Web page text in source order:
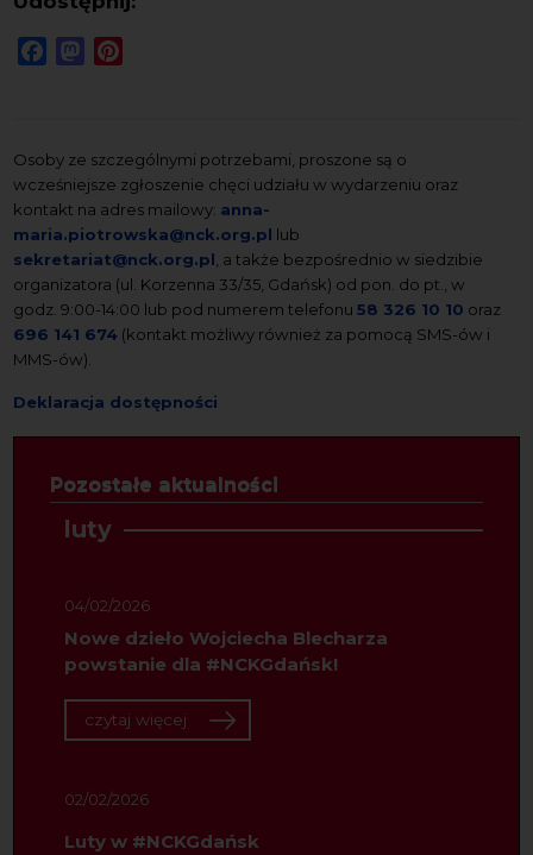
FacebookMastodon
Osoby ze szczególnymi potrzebami, proszone są o
wcześniejsze zgłoszenie chęci udziału w wydarzeniu oraz
kontakt na adres mailowy: anna-
maria.piotrowska@nck.org.pl lub
sekretariat@nck.org.pl , a także bezpośrednio w siedzibie
organizatora (ul. Korzenna 33/35, Gdańsk) od pon. do pt., w
godz. 9:00-14:00 lub pod numerem telefonu58 326 10 10 oraz
696 141 674 (kontakt możliwy również za pomocą SMS-ów i
MMS-ów).
Deklaracja dostępności
Pozostałe aktualności
luty
04/02/2026
Nowe dzieło Wojciecha Blecharza
powstanie dla #NCKGdańsk!
czytaj więcej
02/02/2026
Luty w #NCKGdańsk